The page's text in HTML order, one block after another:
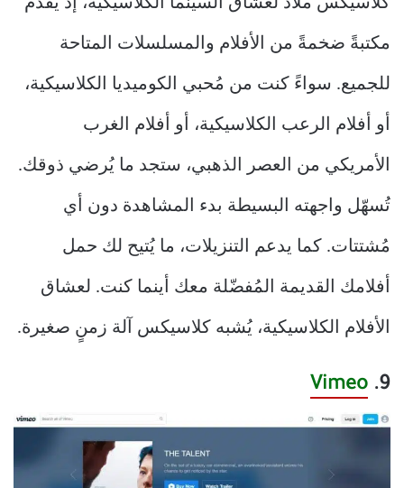
كلاسيكس ملاذٌ لعشاق السينما الكلاسيكية، إذ يُقدّم
مكتبةً ضخمةً من الأفلام والمسلسلات المتاحة
للجميع. سواءً كنت من مُحبي الكوميديا ​​الكلاسيكية،
أو أفلام الرعب الكلاسيكية، أو أفلام الغرب
الأمريكي من العصر الذهبي، ستجد ما يُرضي ذوقك.
تُسهّل واجهته البسيطة بدء المشاهدة دون أي
مُشتتات. كما يدعم التنزيلات، ما يُتيح لك حمل
أفلامك القديمة المُفضّلة معك أينما كنت. لعشاق
الأفلام الكلاسيكية، يُشبه كلاسيكس آلة زمنٍ صغيرة.
9.
Vimeo